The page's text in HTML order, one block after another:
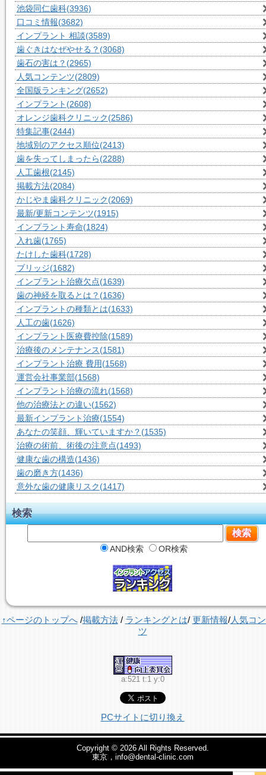
池袋同仁歯科(3936)
口コミ情報(3682)
インプラント 相談(3589)
歯ぐきはなぜやせる？ (3068)
歯石の害は？ (2965)
人気コンテンツ(2809)
全国版ランキング(2652)
インプラント (2608)
オレンジ歯科クリニック(2586)
特集記事(2444)
地域別のアクセス順位(2413)
歯を失ってしまったら(2288)
人工歯根(2145)
掲載方法(2084)
かじやま歯科クリニック(2069)
最新/更新コンテンツ(1915)
インプラント寿命(1824)
入れ歯(1765)
たけした歯科(1728)
ブリッジ(1682)
インプラント治療欠点(1639)
歯の神経を取るとは？ (1636)
インプラントの種類とは(1633)
人工の歯(1626)
インプラント医療費控除(1589)
治療後のメンテナンス(1581)
インプラント治療 費用(1568)
運営会社事業部(1568)
インプラント治療の流れ(1568)
他の治療法との違い(1562)
最新インプラント治療(1554)
あなたの笑顔、輝いていますか？ (1535)
治療の術前、術後の注意点(1493)
健康な歯の構造(1436)
歯の磨き方(1436)
意外な歯の健康リスク(1417)
検索
AND検索 OR検索
↑ページのトップへ/掲載方法/ ランキングとは/ 更新情報/人気コ
ツ
a:521 t:1 y:0
PCサイトに切り換え
Copyright © 2026 All Rights Reserved.
東京，info@dental-clinic.com